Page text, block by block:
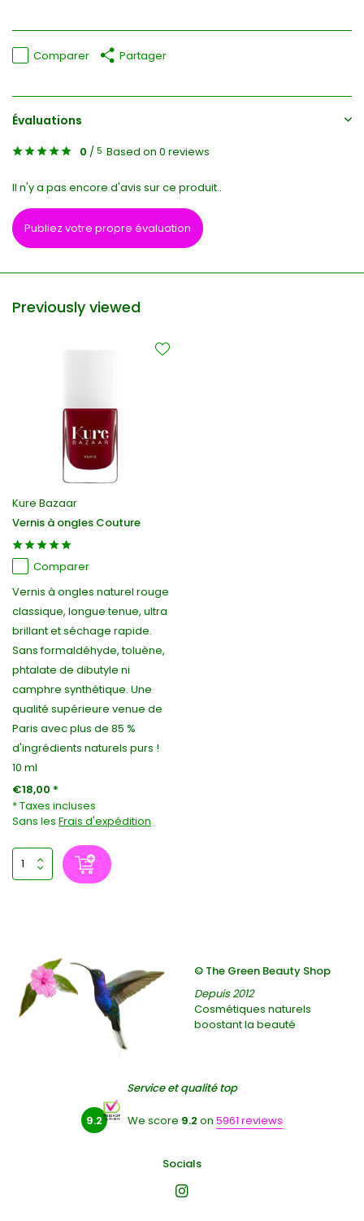
Comparer Partager
Évaluations
0 / 5 Based on 0 reviews
Il n'y a pas encore d'avis sur ce produit..
Publiez votre propre évaluation
Previously viewed
Kure Bazaar
Vernis à ongles Couture
Comparer
Vernis à ongles naturel rouge
classique, longue tenue, ultra
brillant et séchage rapide.
Sans formaldéhyde, toluène,
phtalate de dibutyle ni
camphre synthétique. Une
qualité supérieure venue de
Paris avec plus de 85 %
d'ingrédients naturels purs !
10 ml
€18,00 *
* Taxes incluses
Sans les Frais d'expédition
© The Green Beauty Shop
Depuis 2012
Cosmétiques naturels
boostant la beauté
Service et qualité top
9.2 We score 9.2 on 5961 reviews
Socials